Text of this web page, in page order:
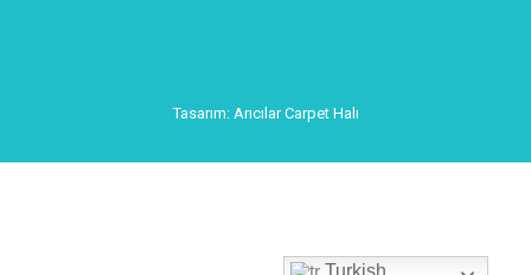
Tasarım: Arıcılar Carpet Halı
Turkish